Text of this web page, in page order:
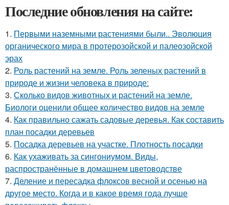
Последние обновления на сайте:
1. Первыми наземными растениями были.. Эволюция
органического мира в протерозойской и палеозойской
эрах
2. Роль растений на земле. Роль зеленых растений в
природе и жизни человека в природе:
3. Сколько видов животных и растений на земле.
Биологи оценили общее количество видов на земле
4. Как правильно сажать садовые деревья. Как составить
план посадки деревьев
5. Посадка деревьев на участке. Плотность посадки
6. Как ухаживать за сингониумом. Виды,
распространённые в домашнем цветоводстве
7. Деление и пересадка флоксов весной и осенью на
другое место. Когда и в какое время года лучше